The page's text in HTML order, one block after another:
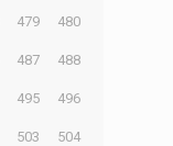
479 480
487 488
495 496
503 504